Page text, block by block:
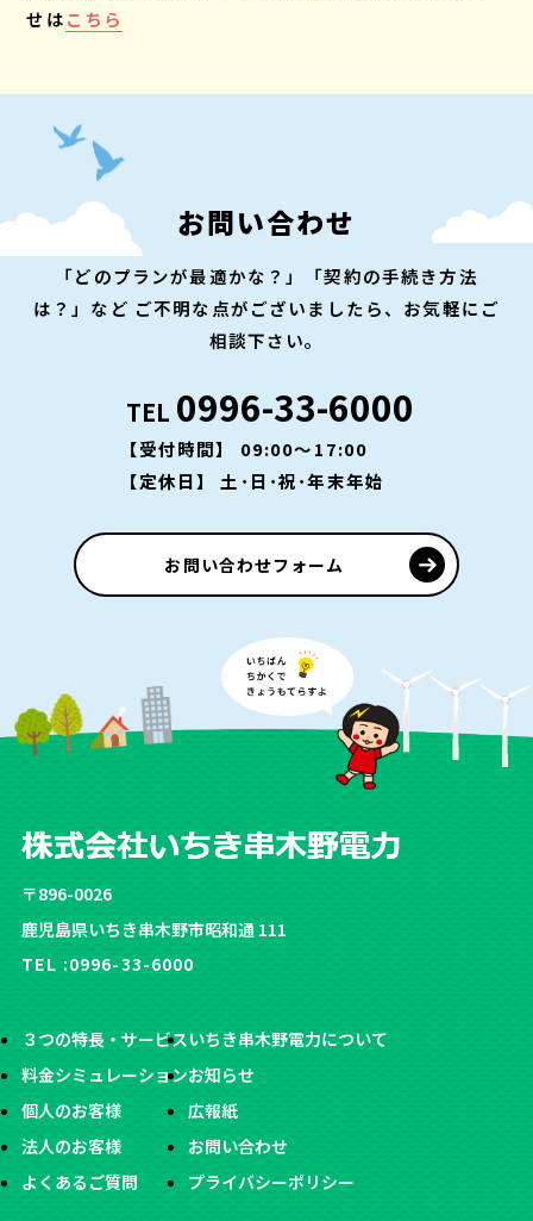
せはこちら
お問い合わせ
「どのプランが最適かな？」「契約の手続き方法
は？」など ご不明な点がございましたら、お気軽にご
相談下さい。
TEL 0996-33-6000
【受付時間】 09:00～17:00
【定休日】 土･日･祝･年末年始
お問い合わせフォーム
〒896-0026
鹿児島県いちき串木野市昭和通 111
TEL :0996-33-6000
３つの特長・サービス
料金シミュレーション
個人のお客様
法人のお客様
よくあるご質問
いちき串木野電力について
お知らせ
広報紙
お問い合わせ
プライバシーポリシー